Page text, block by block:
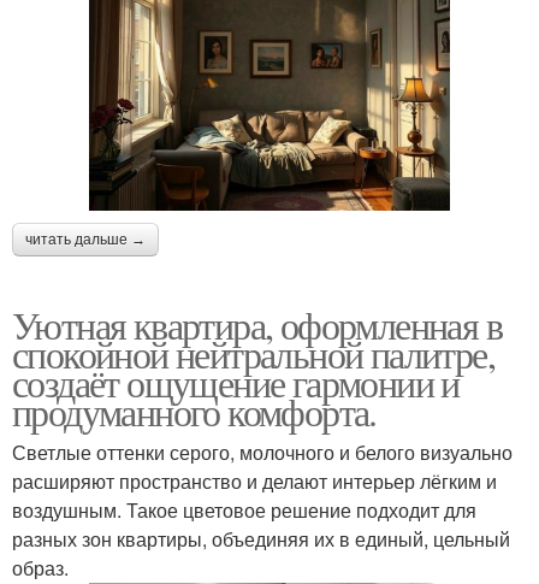
читать дальше →
Уютная квартира, оформленная в
спокойной нейтральной палитре,
создаёт ощущение гармонии и
продуманного комфорта.
Светлые оттенки серого, молочного и белого визуально
расширяют пространство и делают интерьер лёгким и
воздушным. Такое цветовое решение подходит для
разных зон квартиры, объединяя их в единый, цельный
образ.